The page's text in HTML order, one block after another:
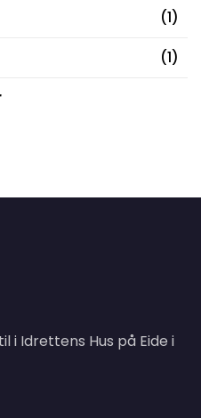
(1)
(1)
i Idrettens Hus på Eide i